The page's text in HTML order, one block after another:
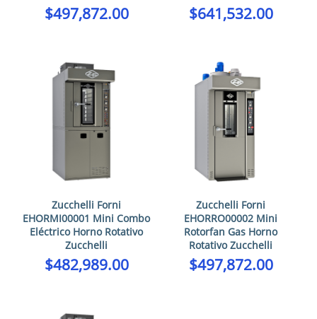
$497,872.00 $641,532.00
Zucchelli Forni
EHORMI00001 Mini Combo
Eléctrico Horno Rotativo
Zucchelli
$482,989.00
Zucchelli Forni
EHORRO00002 Mini
Rotorfan Gas Horno
Rotativo Zucchelli
$497,872.00